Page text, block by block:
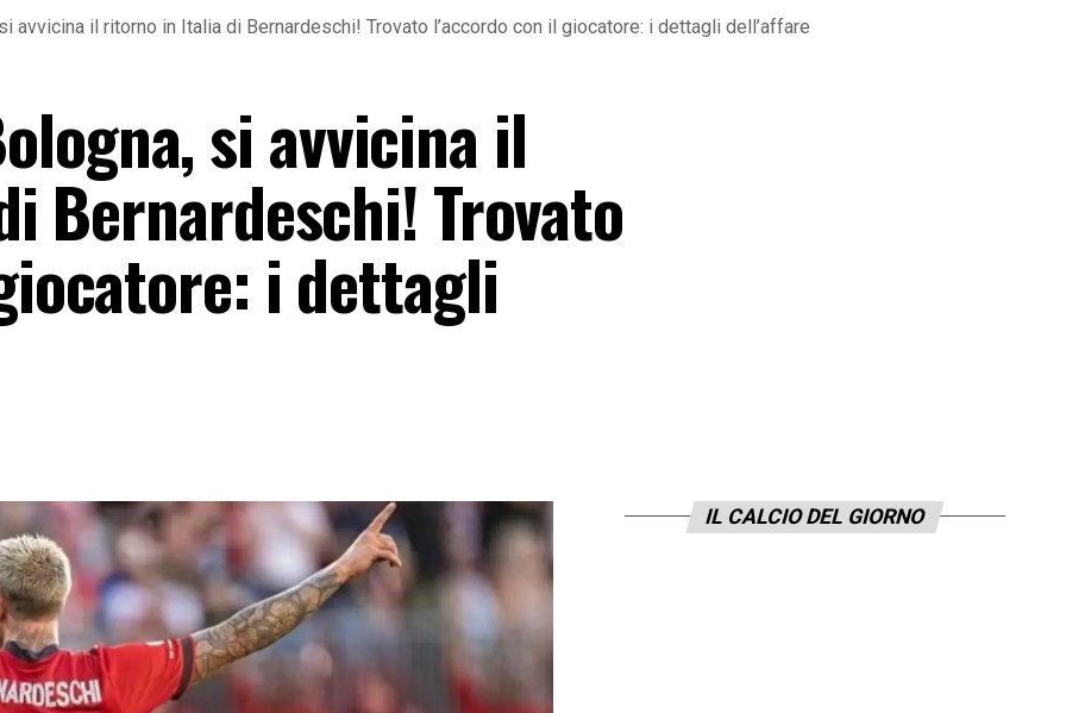
avvicina il ritorno in Italia di Bernardeschi! Trovato l’accordo con il giocatore: i dettagli dell’affare
si avvicina il
Bernardeschi! Trovato
i dettagli
IL CALCIO DEL GIORNO